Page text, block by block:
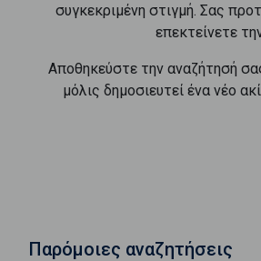
συγκεκριμένη στιγμή. Σας
επεκτείνετε
Αποθηκεύστε την αναζήτησή
μόλις δημοσιευτεί ένα νέο
Παρόμοιες αναζητήσεις